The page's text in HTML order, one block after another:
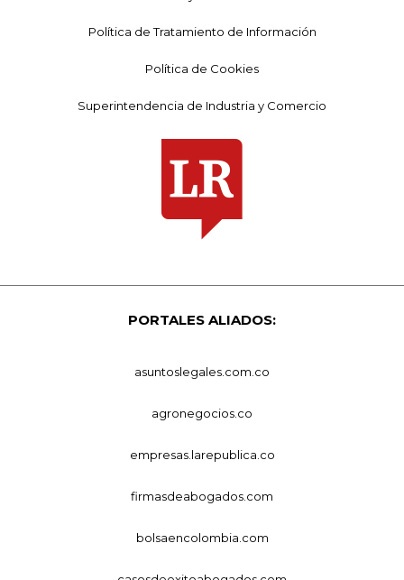
Política de Tratamiento de Información
Política de Cookies
Superintendencia de Industria y Comercio
PORTALES ALIADOS:
asuntoslegales.com.co
agronegocios.co
empresas.larepublica.co
firmasdeabogados.com
bolsaencolombia.com